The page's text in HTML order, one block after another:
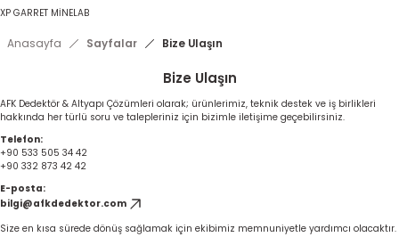
XP GARRET MİNELAB
Anasayfa Sayfalar Bize Ulaşın
Bize Ulaşın
AFK Dedektör & Altyapı Çözümleri olarak; ürünlerimiz, teknik destek ve iş birlikleri
hakkında her türlü soru ve talepleriniz için bizimle iletişime geçebilirsiniz.
Telefon:
+90 533 505 34 42
+90 332 873 42 42
E-posta:
bilgi@afkdedektor.com
Size en kısa sürede dönüş sağlamak için ekibimiz memnuniyetle yardımcı olacaktır.